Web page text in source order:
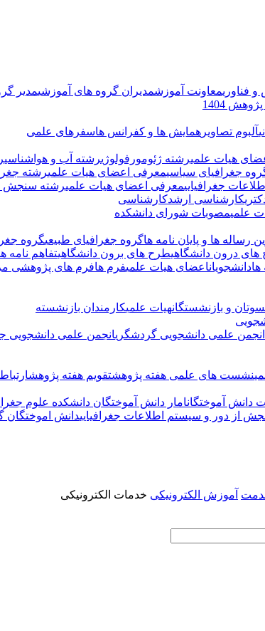
فناوریمعاونت آموزشمدیران گروه های آموزشیمدیر
1404
آلبوم تصاویر همایش ها و کفرانس هاسفرهای علمی
هیات علمیرشته ژئومورفولوژیرشته آب و هواشناسی
جغرافیای سیاسیمعرفی اعضای هیات علمیرشته
جغرافیاییمعرفی اعضای هیات علمیرشته سنجش
کارشناسی ارشدکارشناسی
علمیمصوبات شورای دانشکده
رساله ها و پایان نامه هاگروه جغرافیای طبیعیگروه
درون دانشگاهیطرح های برون دانشگاهیتفاهم نامه
هادانشجویاناعضای هیات علمیفرم هافرم های پژوهشی
و بازنشستگانهیات علمیکارمندان بازنشسته
انجمن علمی دانشجویی گردشگریانجمن علمی دانشجویی
نشست های علمی هفته پژوهشتقویم هفته پژوهش
دانش آموختگانامار دانش آموختگان دانشکده علوم
از دور و سیستم اطلاعات جغرافیاییدانش اموختگان
آموزش الکترونیکی خدمات الکترونیکی